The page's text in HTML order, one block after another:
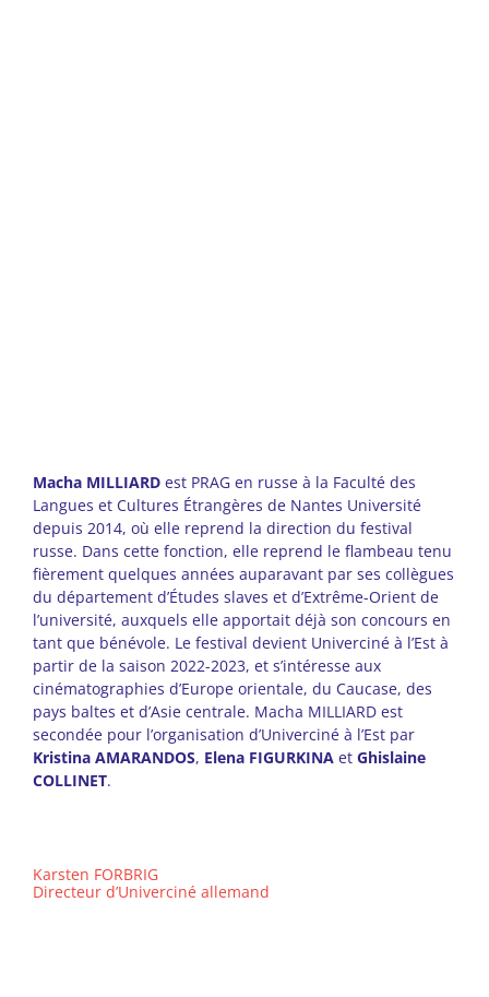
Macha MILLIARD est PRAG en russe à la Faculté des
Langues et Cultures Étrangères de Nantes Université
depuis 2014, où elle reprend la direction du festival
russe. Dans cette fonction, elle reprend le flambeau tenu
fièrement quelques années auparavant par ses collègues
du département d’Études slaves et d’Extrême-Orient de
l’université, auxquels elle apportait déjà son concours en
tant que bénévole. Le festival devient Univerciné à l’Est à
partir de la saison 2022-2023, et s’intéresse aux
cinématographies d’Europe orientale, du Caucase, des
pays baltes et d’Asie centrale. Macha MILLIARD est
secondée pour l’organisation d’Univerciné à l’Est par
Kristina AMARANDOS, Elena FIGURKINAet Ghislaine
COLLINET.
Karsten FORBRIG
Directeur d’Univerciné allemand